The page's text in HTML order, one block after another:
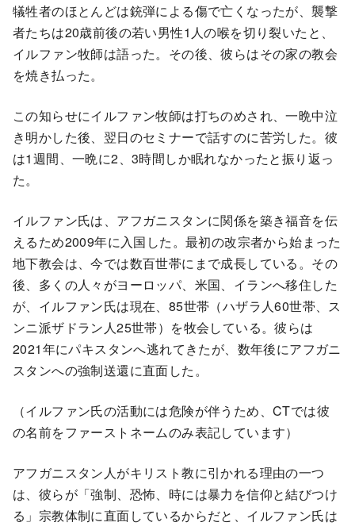
犠牲者のほとんどは銃弾による傷で亡くなったが、襲撃
者たちは20歳前後の若い男性1人の喉を切り裂いたと、
イルファン牧師は語った。その後、彼らはその家の教会
を焼き払った。
この知らせにイルファン牧師は打ちのめされ、一晩中泣
き明かした後、翌日のセミナーで話すのに苦労した。彼
は1週間、一晩に2、3時間しか眠れなかったと振り返っ
た。
イルファン氏は、アフガニスタンに関係を築き福音を伝
えるため2009年に入国した。最初の改宗者から始まった
地下教会は、今では数百世帯にまで成長している。その
後、多くの人々がヨーロッパ、米国、イランへ移住した
が、イルファン氏は現在、85世帯（ハザラ人60世帯、ス
ンニ派ザドラン人25世帯）を牧会している。彼らは
2021年にパキスタンへ逃れてきたが、数年後にアフガニ
スタンへの強制送還に直面した。
（イルファン氏の活動には危険が伴うため、CTでは彼
の名前をファーストネームのみ表記しています）
アフガニスタン人がキリスト教に引かれる理由の一つ
は、彼らが「強制、恐怖、時には暴力を信仰と結びつけ
る」宗教体制に直面しているからだと、イルファン氏は